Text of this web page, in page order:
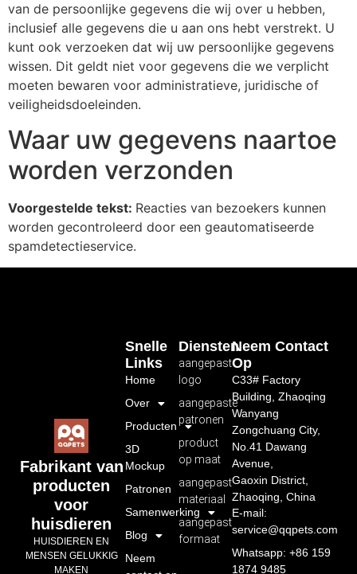
van de persoonlijke gegevens die wij over u hebben,
inclusief alle gegevens die u aan ons hebt verstrekt. U
kunt ook verzoeken dat wij uw persoonlijke gegevens
wissen. Dit geldt niet voor gegevens die we verplicht
moeten bewaren voor administratieve, juridische of
veiligheidsdoeleinden.
Waar uw gegevens naartoe
worden verzonden
Voorgestelde tekst: Reacties van bezoekers kunnen
worden gecontroleerd door een geautomatiseerde
spamdetectieservice.
Fabrikant van
producten
voor
huisdieren
HUISDIEREN EN
MENSEN GELUKKIG
MAKEN
Diensten
aangepast
logo
aangepaste
patronen
product
op maat
aangepast
materiaal
aangepast
formaat
Snelle
Links
Home
Over
Producten
3D
Mockup
Patronen
Samenwerking
Blog
Neem
Neem Contact
Op
C33# Factory
Building, Zhaoqing
Wanyang
Zongchuang City,
No.41 Dawang
Avenue,
Gaoxin District,
Zhaoqing, China
E-mail:
service@qqpets.com
Whatsapp: +86 159
1874 9485